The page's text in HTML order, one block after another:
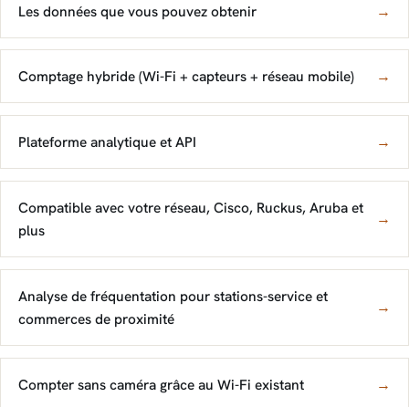
Les données que vous pouvez obtenir →
Comptage hybride (Wi-Fi + capteurs + réseau mobile) →
Plateforme analytique et API →
Compatible avec votre réseau, Cisco, Ruckus, Aruba et
plus
→
Analyse de fréquentation pour stations-service et
commerces de proximité
→
Compter sans caméra grâce au Wi-Fi existant →